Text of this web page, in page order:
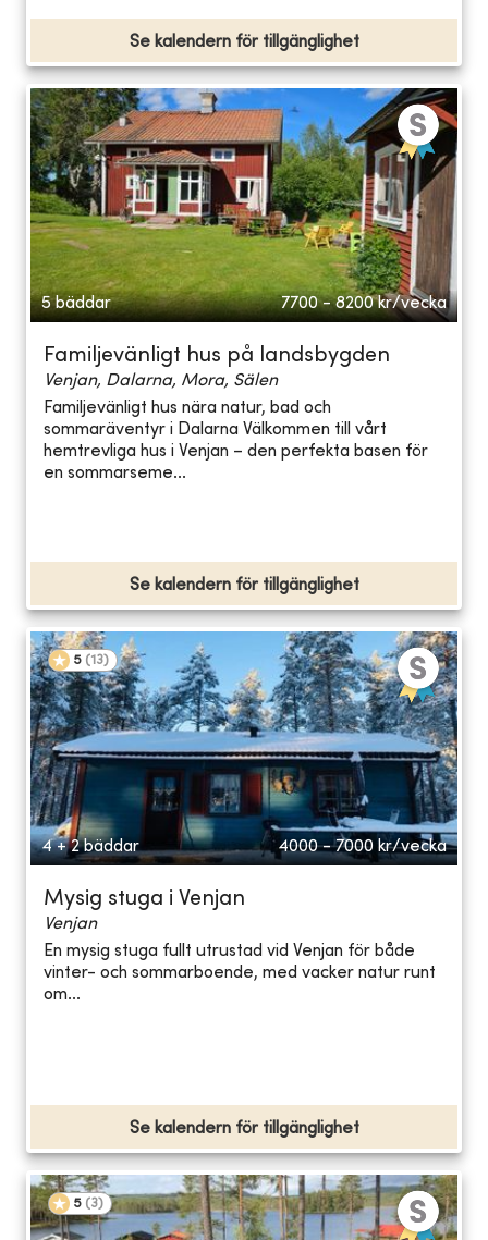
Se kalendern för tillgänglighet
5 bäddar 7700 - 8200 kr/vecka
Familjevänligt hus på landsbygden
Venjan, Dalarna, Mora, Sälen
Familjevänligt hus nära natur, bad och
sommaräventyr i Dalarna Välkommen till vårt
hemtrevliga hus i Venjan – den perfekta basen för
en sommarseme...
Se kalendern för tillgänglighet
5 (13)
4 + 2 bäddar 4000 - 7000 kr/vecka
Mysig stuga i Venjan
Venjan
En mysig stuga fullt utrustad vid Venjan för både
vinter- och sommarboende, med vacker natur runt
om...
Se kalendern för tillgänglighet
5 (3)